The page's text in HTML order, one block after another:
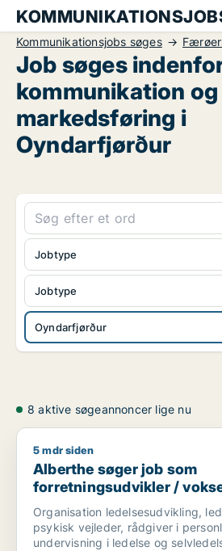
Kommunikationsjobs søges
Job søges
kommunikation og
markedsføring i
Oyndarfjørður
Jobtype
Oyndarfjørður
Jobtype
8 aktive søgeannoncer lige nu
Alberthe søger job som
5 mdr siden
Alberthe søger job som
forretningsudvikler /
Organisation ledelsesudvikling,
psykisk vejleder, rådgiver i
undervisning i ledelse og